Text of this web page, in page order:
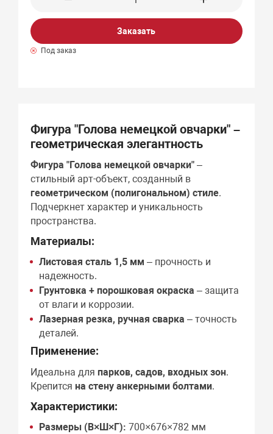
Заказать
Под заказ
Фигура "Голова немецкой овчарки" –
геометрическая элегантность
Фигура "Голова немецкой овчарки" –
стильный арт-объект, созданный в
геометрическом (полигональном) стиле.
Подчеркнет характер и уникальность
пространства.
Материалы:
Листовая сталь 1,5 мм – прочность и
надежность.
Грунтовка + порошковая окраска – защита
от влаги и коррозии.
Лазерная резка, ручная сварка – точность
деталей.
Применение:
Идеальна дляпарков, садов, входных зон.
Крепитсяна стену анкерными болтами.
Характеристики:
Размеры (В×Ш×Г): 700×676×782 мм